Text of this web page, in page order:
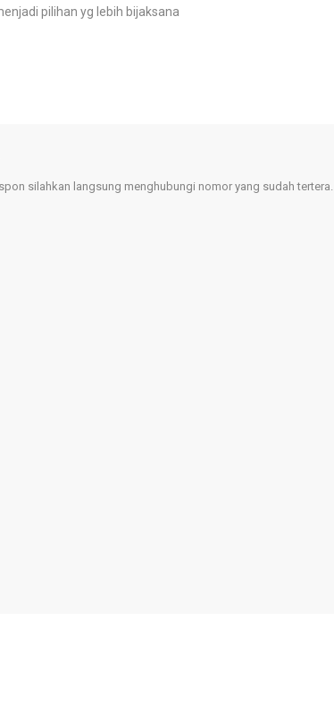
pilihan yg lebih bijaksana
silahkan langsung menghubungi nomor yang sudah tertera.